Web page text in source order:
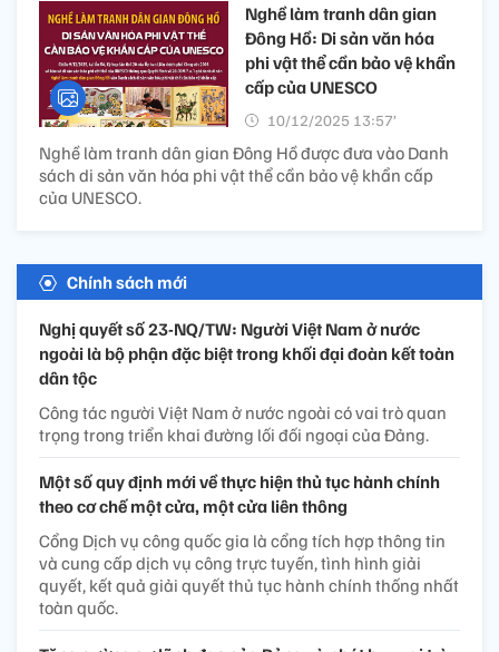
Nghề làm tranh dân gian
Đông Hồ: Di sản văn hóa
phi vật thể cần bảo vệ khẩn
cấp của UNESCO
10/12/2025 13:57’
Nghề làm tranh dân gian Đông Hồ được đưa vào Danh
sách di sản văn hóa phi vật thể cần bảo vệ khẩn cấp
của UNESCO.
Chính sách mới
Nghị quyết số 23-NQ/TW: Người Việt Nam ở nước
ngoài là bộ phận đặc biệt trong khối đại đoàn kết toàn
dân tộc
Công tác người Việt Nam ở nước ngoài có vai trò quan
trọng trong triển khai đường lối đối ngoại của Đảng.
Một số quy định mới về thực hiện thủ tục hành chính
theo cơ chế một cửa, một cửa liên thông
Cổng Dịch vụ công quốc gia là cổng tích hợp thông tin
và cung cấp dịch vụ công trực tuyến, tình hình giải
quyết, kết quả giải quyết thủ tục hành chính thống nhất
toàn quốc.